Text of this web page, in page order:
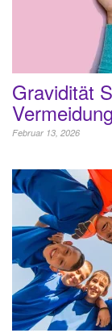
Gravidität
Februar 13, 2026